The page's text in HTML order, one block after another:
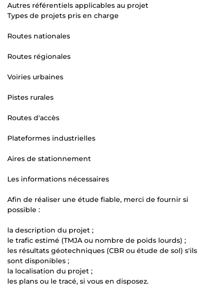
Autres référentiels applicables au projet
Types de projets pris en charge
Routes nationales
Routes régionales
Voiries urbaines
Pistes rurales
Routes d'accès
Plateformes industrielles
Aires de stationnement
Les informations nécessaires
Afin de réaliser une étude fiable, merci de fournir si
possible :
la description du projet ;
le trafic estimé (TMJA ou nombre de poids lourds) ;
les résultats géotechniques (CBR ou étude de sol) s'ils
sont disponibles ;
la localisation du projet ;
les plans ou le tracé, si vous en disposez.